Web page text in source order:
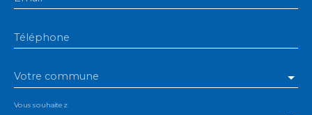
Téléphone
Votre commune
Vous souhaitez